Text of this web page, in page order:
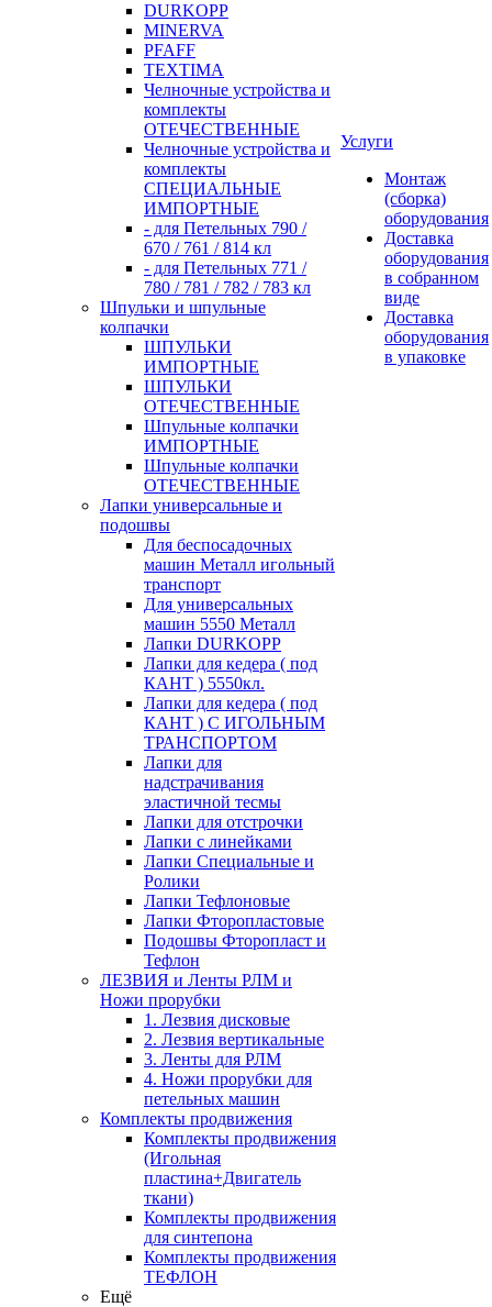
DURKOPP
MINERVA
PFAFF
TEXTIMA
Челночные устройства и
комплекты
ОТЕЧЕСТВЕННЫЕ
Челночные устройства и
комплекты
СПЕЦИАЛЬНЫЕ
ИМПОРТНЫЕ
- для Петельных 790 /
670 / 761 / 814 кл
- для Петельных 771 /
780 / 781 / 782 / 783 кл
Шпульки и шпульные
колпачки
ШПУЛЬКИ
ИМПОРТНЫЕ
ШПУЛЬКИ
ОТЕЧЕСТВЕННЫЕ
Шпульные колпачки
ИМПОРТНЫЕ
Шпульные колпачки
ОТЕЧЕСТВЕННЫЕ
Лапки универсальные и
подошвы
Для беспосадочных
машин Металл игольный
транспорт
Для универсальных
машин 5550 Металл
Лапки DURKOPP
Лапки для кедера ( под
КАНТ ) 5550кл.
Лапки для кедера ( под
КАНТ ) С ИГОЛЬНЫМ
ТРАНСПОРТОМ
Лапки для
надстрачивания
эластичной тесмы
Лапки для отстрочки
Лапки с линейками
Лапки Специальные и
Ролики
Лапки Тефлоновые
Лапки Фторопластовые
Подошвы Фторопласт и
Тефлон
ЛЕЗВИЯ и Ленты РЛМ и
Ножи прорубки
1. Лезвия дисковые
2. Лезвия вертикальные
3. Ленты для РЛМ
4. Ножи прорубки для
петельных машин
Комплекты продвижения
Комплекты продвижения
(Игольная
пластина+Двигатель
ткани)
Комплекты продвижения
для синтепона
Комплекты продвижения
ТЕФЛОН
Ещё
Услуги
Монтаж
(сборка)
оборудования
Доставка
оборудования
в собранном
виде
Доставка
оборудования
в упаковке